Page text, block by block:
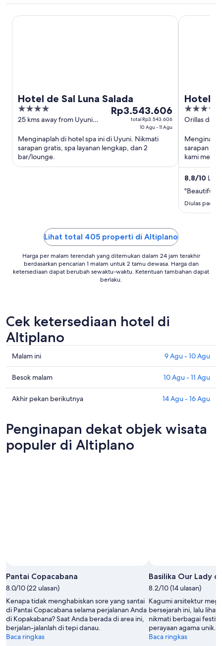
Hotel de Sal Luna Salada
4
out
5
25 kms away from Uyuni
Harga
Rp3.543.606
malam
dari
Rp3.543.606
total Rp3.543.606
10 Agu - 11 Agu
Menginaplah di hotel spa ini di Uyuni. Nikmati
sarapan gratis, spa layanan lengkap, dan 2
bar/lounge.
Hotel de Sal Luna Salada
Hotel
4.5
out
5
Orillas del
sarapan
kami
8,8/10
"Beautiful
Diulas pada
Hotel
Lihat total 405 properti di Altiplano
Harga per malam terendah yang ditemukan dalam 24 jam terakhir
berdasarkan pencarian 1 malam untuk 2 tamu dewasa. Harga dan
ketersediaan dapat berubah sewaktu-waktu. Ketentuan tambahan dapat
berlaku.
Cek ketersediaan hotel di
Altiplano
Cek
harga
di
Altiplano
untuk
9
-
Malam ini 9 Agu - 10 Agu
Cek
harga
di
besok
malam,
10
Besok malam 10 Agu - 11 Agu
Cek
Altiplano
untuk
akhir
Akhir pekan berikutnya 14 Agu - 16 Agu
Penginapan dekat objek wisata
populer di Altiplano
Terbuka
oleh
Francis
Petitclerc
Pantai Copacabana
8.0/10 (22 ulasan)
Kenapa tidak menghabiskan sore yang santai
di Pantai Copacabana selama perjalanan Anda
di Kopakabana? Saat Anda berada di area ini,
berjalan-jalanlah di tepi danau.
Baca ringkas
Basilika Our Lady
8.2/10 (14 ulasan)
Kagumi arsitektur
bersejarah ini, lalu lihat
nikmati berbagai
perayaan agama unik.
Baca ringkas